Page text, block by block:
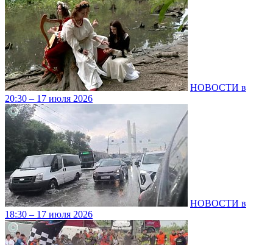
НОВОСТИ в
20:30 – 17 июля 2026
НОВОСТИ в
18:30 – 17 июля 2026